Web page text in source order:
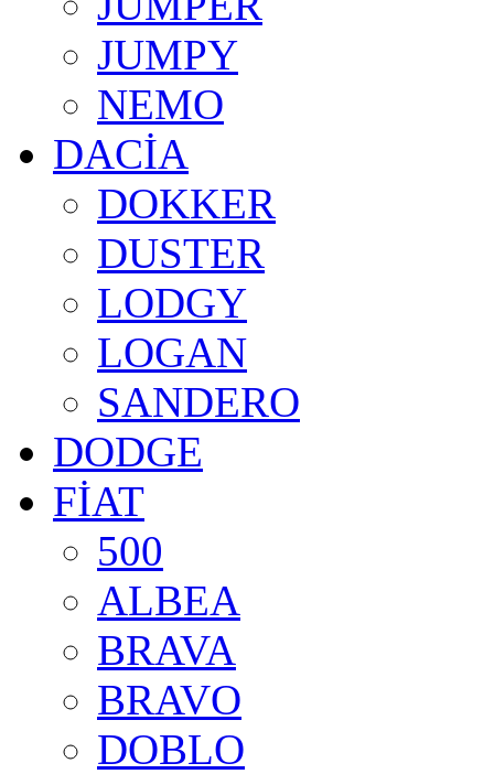
JUMPY
NEMO
DACİA
DOKKER
DUSTER
LODGY
LOGAN
SANDERO
DODGE
FİAT
500
ALBEA
BRAVA
BRAVO
DOBLO